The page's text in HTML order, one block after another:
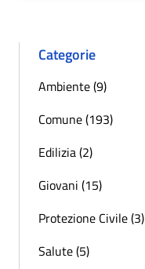
Categorie
Ambiente (9)
Comune (193)
Edilizia (2)
Giovani (15)
Protezione Civile (3)
Salute (5)